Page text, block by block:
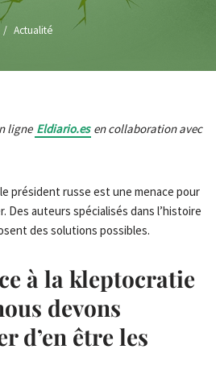
Actualité
ligne Eldiario.es en collaboration avec
le président russe est une menace pour
Des auteurs spécialisés dans l’histoire
des solutions possibles.
à la kleptocratie
devons
d’en être les